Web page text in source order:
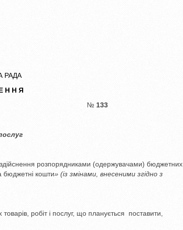
РАДА
Н Н Я
м.Сновськ № 133
розпорядниками (одержувачами) бюджетних
бюджетні кошти» (із змінами, внесеними згідно з
робіт і послуг, що планується поставити,